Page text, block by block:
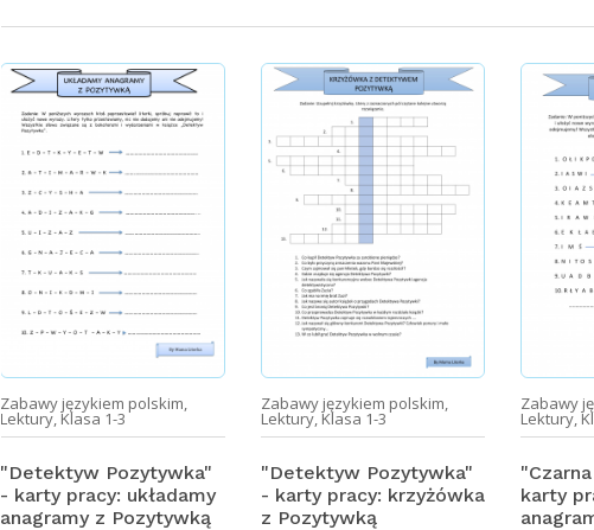
Zabawy językiem polskim,
Lektury,Klasa 1-3
"Detektyw Pozytywka"
- karty pracy: układamy
anagramy z Pozytywką
Zabawy językiem polskim,
Lektury,Klasa 1-3
"Detektyw Pozytywka"
- karty pracy: krzyżówka
z Pozytywką
Zabawy
Lektury,
karty